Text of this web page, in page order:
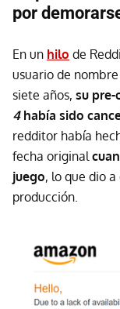
por
En un hilo de
usuario de
siete años, su
4había sido
redditor había
fecha original
juego, lo que dio
producción.